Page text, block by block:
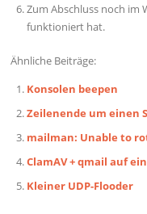
Zum Abschluss noch im
funktioniert hat.
Ähnliche Beiträge:
Konsolen beepen
Zeilenende um einen
mailman: Unable to
ClamAV + qmail auf
Kleiner UDP-Flooder